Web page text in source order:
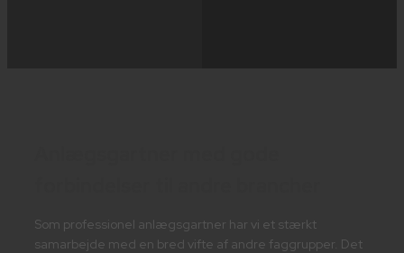
Som professionel anlægsgartner har vi et stærkt
samarbejde med en bred vifte af andre faggrupper. Det